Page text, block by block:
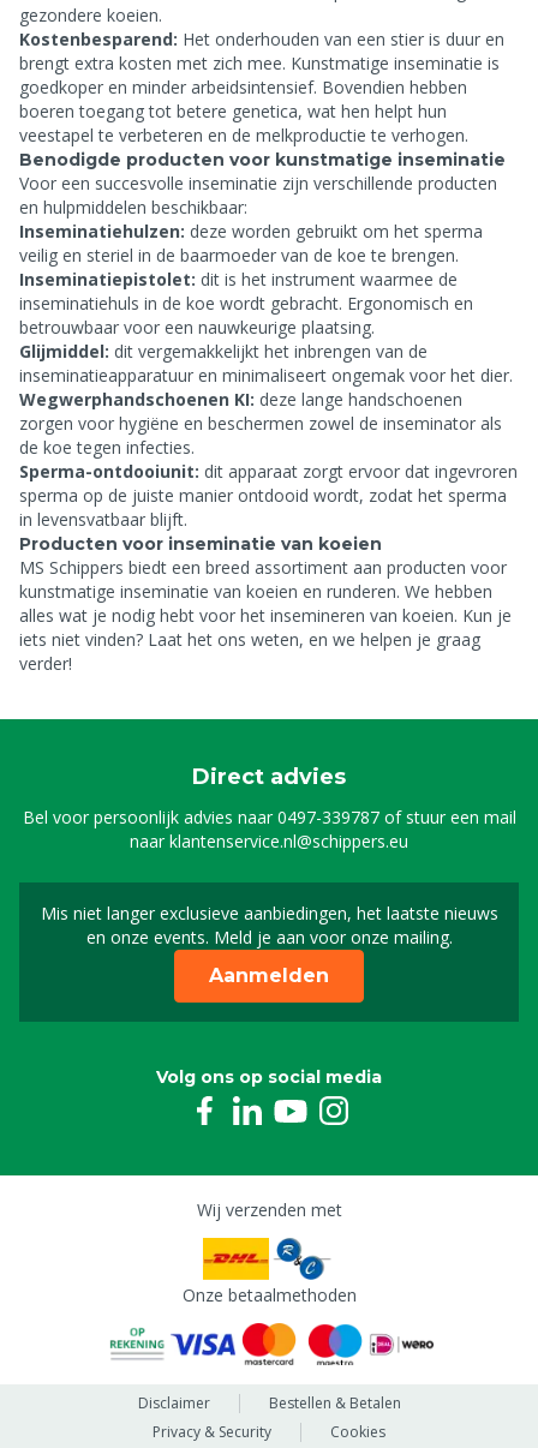
gezondere koeien.
Kostenbesparend: Het onderhouden van een stier is duur en
brengt extra kosten met zich mee. Kunstmatige inseminatie is
goedkoper en minder arbeidsintensief. Bovendien hebben
boeren toegang tot betere genetica, wat hen helpt hun
veestapel te verbeteren en de melkproductie te verhogen.
Benodigde producten voor kunstmatige inseminatie
Voor een succesvolle inseminatie zijn verschillende producten
en hulpmiddelen beschikbaar:
Inseminatiehulzen: deze worden gebruikt om het sperma
veilig en steriel in de baarmoeder van de koe te brengen.
Inseminatiepistolet: dit is het instrument waarmee de
inseminatiehuls in de koe wordt gebracht. Ergonomisch en
betrouwbaar voor een nauwkeurige plaatsing.
Glijmiddel: dit vergemakkelijkt het inbrengen van de
inseminatieapparatuur en minimaliseert ongemak voor het dier.
Wegwerphandschoenen KI: deze lange handschoenen
zorgen voor hygiëne en beschermen zowel de inseminator als
de koe tegen infecties.
Sperma-ontdooiunit: dit apparaat zorgt ervoor dat ingevroren
sperma op de juiste manier ontdooid wordt, zodat het sperma
in levensvatbaar blijft.
Producten voor inseminatie van koeien
MS Schippers biedt een breed assortiment aan producten voor
kunstmatige inseminatie van koeien en runderen. We hebben
alles wat je nodig hebt voor het insemineren van koeien. Kun je
iets niet vinden? Laat het ons weten, en we helpen je graag
verder!
Direct advies
Bel voor persoonlijk advies naar0497-339787of stuur een mail
naarklantenservice.nl@schippers.eu
Mis niet langer exclusieve aanbiedingen, het laatste nieuws
en onze events. Meld je aan voor onze mailing.
Schrijf je in voor onze
Aanmelden
Volg ons op social media
Wij verzenden met
Onze betaalmethoden
Disclaimer
Bestellen & Betalen
Privacy & Security
Cookies